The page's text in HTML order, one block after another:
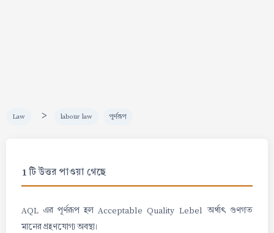
Law > labour law পূর্ণরূপ
1 টি উত্তর পাওয়া গেছে
AQL এর পূর্ণরূপ হল Acceptable Quality Lebel অর্থাৎ গুণগত
মানের গ্রহণযোগ্য অবস্থা।